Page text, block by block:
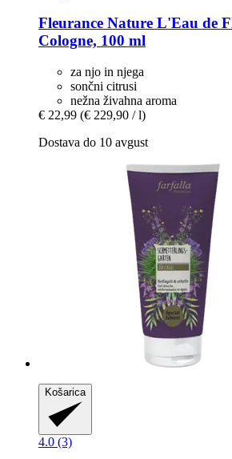
Fleurance Nature L'Eau de
Cologne, 100 ml
za njo in njega
sončni citrusi
nežna živahna aroma
€ 22,99 (€ 229,90 / l)
Dostava do 10 avgust
Košarica
4.0 (3)